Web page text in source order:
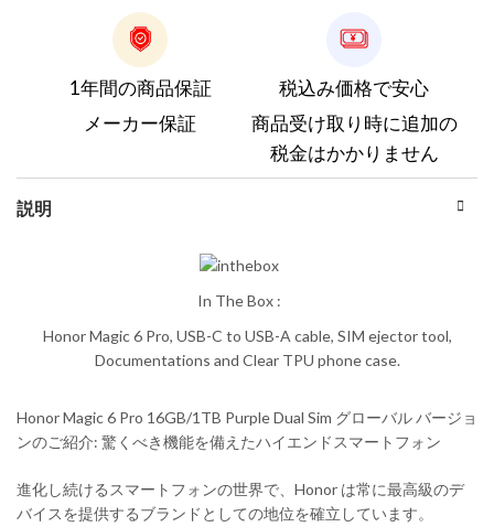
1年間の商品保証
メーカー保証
税込み価格で安心
商品受け取り時に追加の
税金はかかりません
説明
In The Box :
Honor Magic 6 Pro, USB-C to USB-A cable, SIM ejector tool,
Documentations and Clear TPU phone case.
Honor Magic 6 Pro 16GB/1TB Purple Dual Sim グローバル バージョ
ンのご紹介: 驚くべき機能を備えたハイエンドスマートフォン
進化し続けるスマートフォンの世界で、Honor は常に最高級のデ
バイスを提供するブランドとしての地位を確立しています。